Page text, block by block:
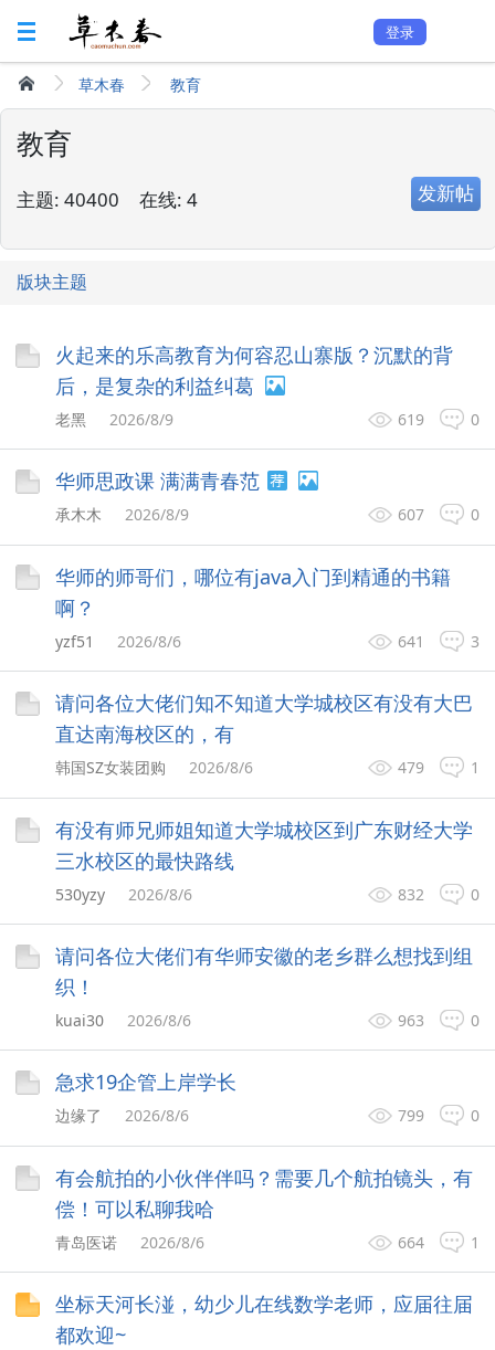
登录
草木春 教育
教育
主题: 40400 在线: 4 发新帖
版块主题
火起来的乐高教育为何容忍山寨版？沉默的背
后，是复杂的利益纠葛
0
619
老黑 2026/8/9
华师思政课 满满青春范
0
607
承木木 2026/8/9
华师的师哥们，哪位有java入门到精通的书籍
啊？
3
641
yzf51 2026/8/6
请问各位大佬们知不知道大学城校区有没有大巴
直达南海校区的，有
1
479
韩国SZ女装团购 2026/8/6
有没有师兄师姐知道大学城校区到广东财经大学
三水校区的最快路线
0
832
530yzy 2026/8/6
请问各位大佬们有华师安徽的老乡群么想找到组
织！
0
963
kuai30 2026/8/6
急求19企管上岸学长
0
799
边缘了 2026/8/6
有会航拍的小伙伴伴吗？需要几个航拍镜头，有
偿！可以私聊我哈
1
664
青岛医诺 2026/8/6
坐标天河长湴，幼少儿在线数学老师，应届往届
都欢迎~